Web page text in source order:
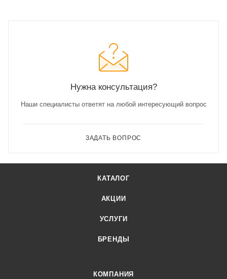
Нужна консультация?
Наши специалисты ответят на любой интересующий вопрос
ЗАДАТЬ ВОПРОС
КАТАЛОГ
АКЦИИ
УСЛУГИ
БРЕНДЫ
КОМПАНИЯ